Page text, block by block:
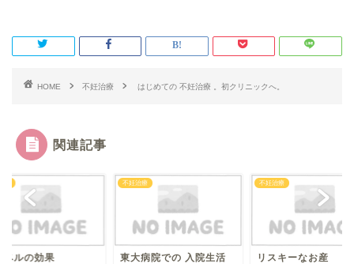
HOME 不妊治療 はじめての 不妊治療 。初クリニックへ。
関連記事
ベルの効果
不妊治療
東大病院での 入院生活
不妊治療
リスキーなお産